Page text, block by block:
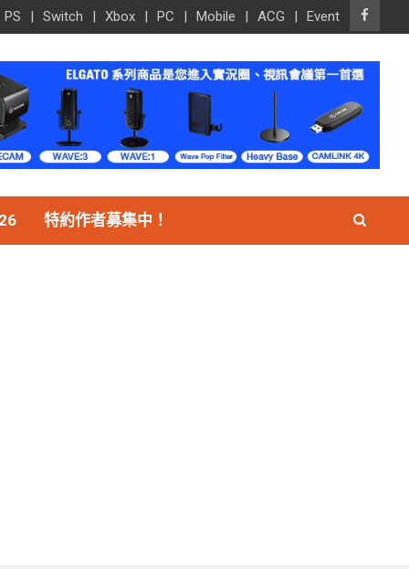
PS Switch Xbox PC Mobile ACG Event
特約作者募集中！